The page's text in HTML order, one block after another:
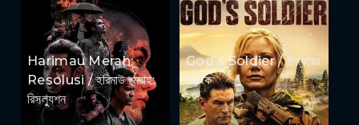
Harimau Merah:
Resolusi / হরিমাউ মেরাহ:
রিসল্যুশন
God's Soldier / ঈশ্বরের
সৈনিক